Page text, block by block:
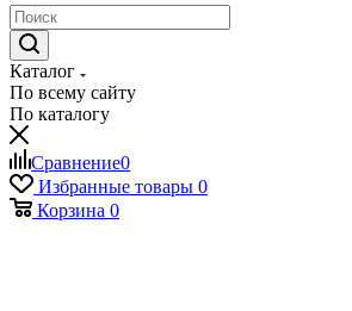
Каталог
По всему сайту
По каталогу
Сравнение0
Избранные товары 0
Корзина 0